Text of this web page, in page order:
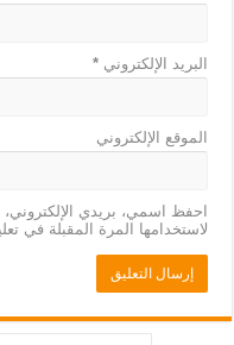
البريد الإلكتروني*
الموقع الإلكتروني
احفظ اسمي، بريدي الإلكتروني،
لاستخدامها المرة المقبلة في